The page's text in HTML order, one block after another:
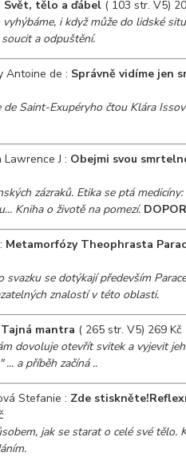
Svět, tělo a ďábel ( 103 str. V5)
i když může do lidské
a odpuštění.
Antoine de : Správně vidíme jen
Saint-Exupéryho čtou Klára
J : Obejmi svou
zázraků. Etika se ptá
Kniha o životě na pomezí.
Metamorfózy Theophrasta
svazku se dotýkají především
znalostí v této oblasti.
Tajná mantra ( 265 str. V5) 269 Kč
dovoluje otevřít svitek a vyjevit
a příběh začíná ..
Stefanie : Zde
jak se starat o celé své tělo.